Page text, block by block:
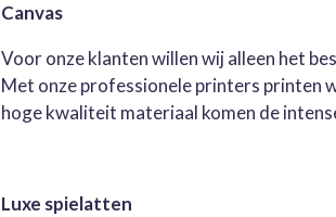
Canvas
Voor onze klanten willen wij alleen het
Met onze professionele printers printen
hoge kwaliteit materiaal komen de
Luxe spielatten